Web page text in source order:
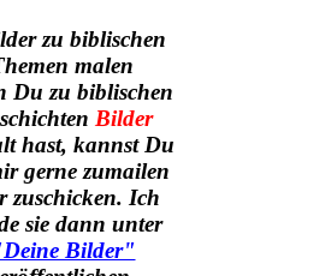
Du zu biblischen
Bilder
hast, kannst Du
gerne zumailen
zuschicken. Ich
sie dann unter
Bilder"